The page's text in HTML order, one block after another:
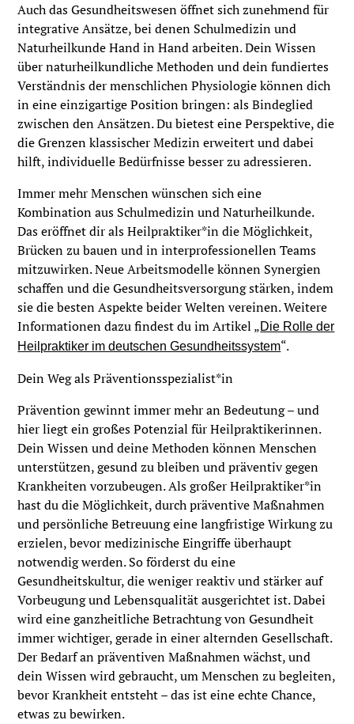
Auch das Gesundheitswesen öffnet sich zunehmend für
integrative Ansätze, bei denen Schulmedizin und
Naturheilkunde Hand in Hand arbeiten. Dein Wissen
über naturheilkundliche Methoden und dein fundiertes
Verständnis der menschlichen Physiologie können dich
in eine einzigartige Position bringen: als Bindeglied
zwischen den Ansätzen. Du bietest eine Perspektive, die
die Grenzen klassischer Medizin erweitert und dabei
hilft, individuelle Bedürfnisse besser zu adressieren.
Immer mehr Menschen wünschen sich eine
Kombination aus Schulmedizin und Naturheilkunde.
Das eröffnet dir als Heilpraktiker*in die Möglichkeit,
Brücken zu bauen und in interprofessionellen Teams
mitzuwirken. Neue Arbeitsmodelle können Synergien
schaffen und die Gesundheitsversorgung stärken, indem
sie die besten Aspekte beider Welten vereinen. Weitere
Informationen dazu findest du im Artikel „Die Rolle der
Heilpraktiker im deutschen Gesundheitssystem“.
Dein Weg als Präventionsspezialist*in
Prävention gewinnt immer mehr an Bedeutung – und
hier liegt ein großes Potenzial für Heilpraktikerinnen.
Dein Wissen und deine Methoden können Menschen
unterstützen, gesund zu bleiben und präventiv gegen
Krankheiten vorzubeugen. Als großer Heilpraktiker*in
hast du die Möglichkeit, durch präventive Maßnahmen
und persönliche Betreuung eine langfristige Wirkung zu
erzielen, bevor medizinische Eingriffe überhaupt
notwendig werden. So förderst du eine
Gesundheitskultur, die weniger reaktiv und stärker auf
Vorbeugung und Lebensqualität ausgerichtet ist. Dabei
wird eine ganzheitliche Betrachtung von Gesundheit
immer wichtiger, gerade in einer alternden Gesellschaft.
Der Bedarf an präventiven Maßnahmen wächst, und
dein Wissen wird gebraucht, um Menschen zu begleiten,
bevor Krankheit entsteht – das ist eine echte Chance,
etwas zu bewirken.